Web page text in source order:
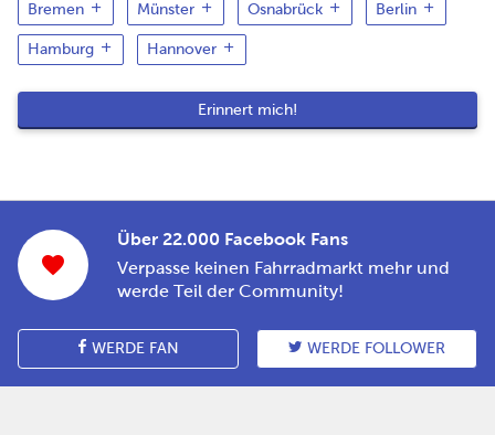
Bremen Münster Osnabrück Berlin
Hamburg Hannover
Über 22.000 Facebook Fans
Verpasse keinen Fahrradmarkt mehr und
werde Teil der Community!
WERDE FAN WERDE FOLLOWER